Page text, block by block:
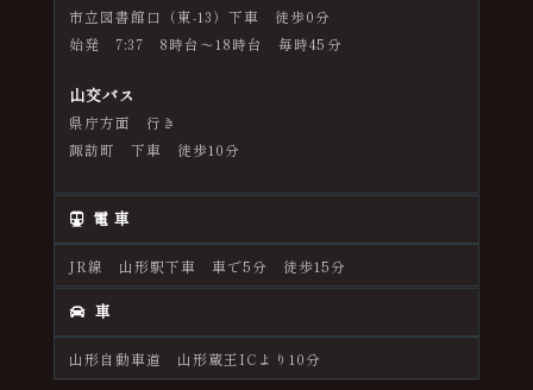
市立図書館口（東-13）下車 徒歩0分
始発 7:37 8時台～18時台 毎時45分
山交バス
県庁方面 行き
諏訪町 下車 徒歩10分
電 車
JR線 山形駅下車 車で5分 徒歩15分
車
山形自動車道 山形蔵王ICより10分